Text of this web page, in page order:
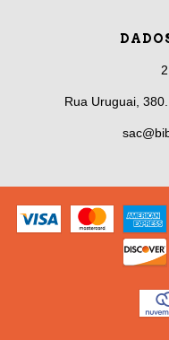
Rua Uruguai,